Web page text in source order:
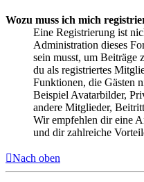
Wozu muss ich mich
Eine Registrierung ist
Administration dieses
sein musst, um Beiträge
du als registriertes
Funktionen, die Gästen
Beispiel Avatarbilder,
andere Mitglieder,
Wir empfehlen dir eine
und dir zahlreiche
Nach oben